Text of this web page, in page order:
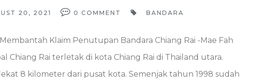
20, 2021 0 COMMENT BANDARA
Klaim Penutupan Bandara Chiang Rai -Mae Fah
Chiang Rai terletak di kota Chiang Rai di Thailand utara.
8 kilometer dari pusat kota. Semenjak tahun 1998 sudah